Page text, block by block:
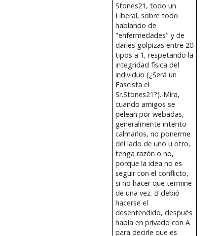
Stones21, todo un
Liberal, sobre todo
hablando de
"enfermedades" y de
darles golpizas entre 20
tipos a 1, respetando la
integridad física del
individuo (¿Será un
Fascista el
Sr.Stones21?). Mira,
cuando amigos se
pelean por webadas,
generalmente intento
calmarlos, no ponerme
del lado de uno u otro,
tenga razón o no,
porque la idea no es
seguir con el conflicto,
si no hacer que termine
de una vez. B debió
hacerse el
desentendido, después
habla en privado con A
para decirle que es